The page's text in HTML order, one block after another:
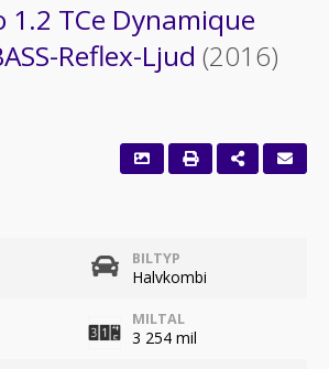
1.2 TCe Dynamique
Reflex-Ljud (2016)
BILTYP
Halvkombi
MILTAL
3 254 mil